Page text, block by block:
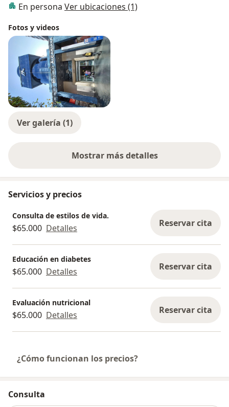
En persona Ver ubicaciones (1)
Fotos y videos
Ver galería (1)
Mostrar más detalles
sobre la experiencia
Servicios y precios
Consulta de estilos de vida.
$65.000 Detalles Reservar cita
Educación en diabetes
$65.000 Detalles Reservar cita
Evaluación nutricional
$65.000 Detalles Reservar cita
¿Cómo funcionan los precios?
Consulta